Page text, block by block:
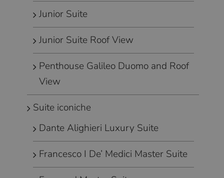
Junior Suite
Junior Suite Roof View
Penthouse Galileo Duomo and Roof
View
Suite iconiche
Dante Alighieri Luxury Suite
Francesco I De’ Medici Master Suite